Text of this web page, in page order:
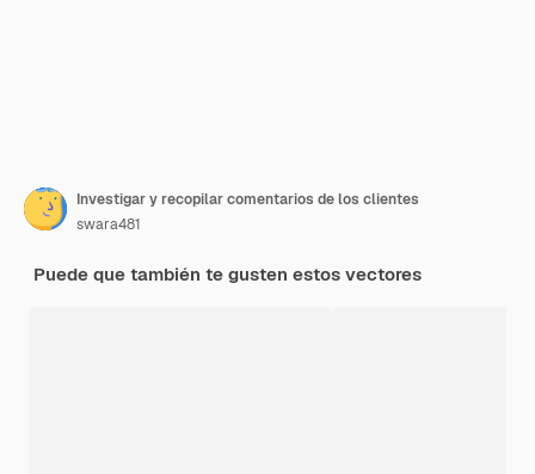
Investigar y recopilar comentarios de los clientes
swara481
Puede que también te gusten estos vectores